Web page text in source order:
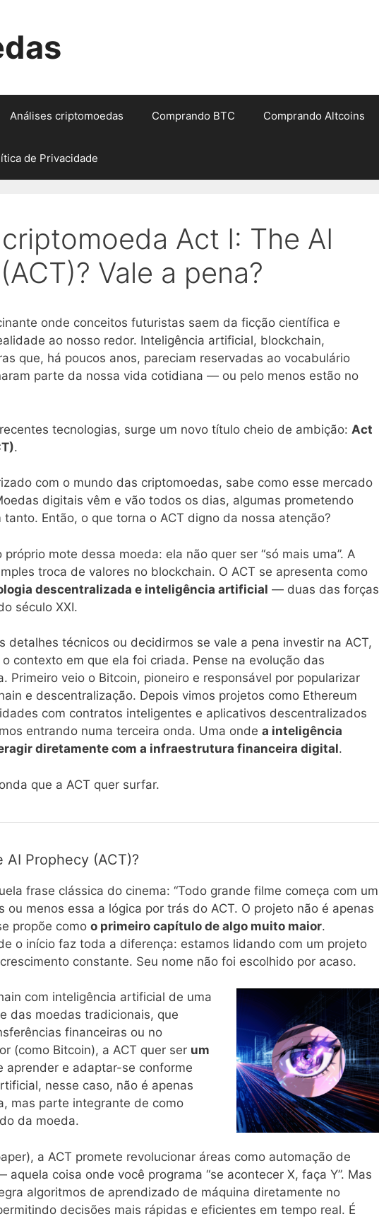
Análises criptomoedas Comprando BTC Comprando Altcoins
de Privacidade
Act I: The AI
Vale a pena?
onde conceitos futuristas saem da ficção científica e
ao nosso redor. Inteligência artificial, blockchain,
que, há poucos anos, pareciam reservadas ao vocabulário
parte da nossa vida cotidiana — ou pelo menos estão no
tecnologias, surge um novo título cheio de ambição: Act
.
com o mundo das criptomoedas, sabe como esse mercado
digitais vêm e vão todos os dias, algumas prometendo
Então, o que torna o ACT digno da nossa atenção?
mote dessa moeda: ela não quer ser “só mais uma”. A
troca de valores no blockchain. O ACT se apresenta como
descentralizada e inteligência artificial — duas das forças
século XXI.
detalhes técnicos ou decidirmos se vale a pena investir na ACT,
contexto em que ela foi criada. Pense na evolução das
Primeiro veio o Bitcoin, pioneiro e responsável por popularizar
e descentralização. Depois vimos projetos como Ethereum
com contratos inteligentes e aplicativos descentralizados
entrando numa terceira onda. Uma onde a inteligência
diretamente com a infraestrutura financeira digital.
que a ACT quer surfar.
Prophecy (ACT)?
frase clássica do cinema: “Todo grande filme começa com um
ou menos essa a lógica por trás do ACT. O projeto não é apenas
propõe como o primeiro capítulo de algo muito maior.
o início faz toda a diferença: estamos lidando com um projeto
constante. Seu nome não foi escolhido por acaso.
com inteligência artificial de uma
das moedas tradicionais, que
financeiras ou no
(como Bitcoin), a ACT quer ser um
aprender e adaptar-se conforme
nesse caso, não é apenas
mas parte integrante de como
da moeda.
a ACT promete revolucionar áreas como automação de
coisa onde você programa “se acontecer X, faça Y”. Mas
algoritmos de aprendizado de máquina diretamente no
decisões mais rápidas e eficientes em tempo real. É